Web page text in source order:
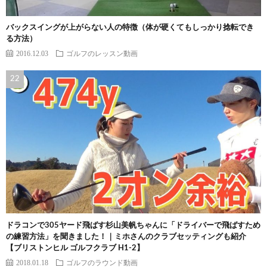
バックスイングが上がらない人の特徴（体が硬くてもしっかり捻転でき
る方法）
2016.12.03 ゴルフのレッスン動画
ドラコンで305ヤード飛ばす杉山美帆ちゃんに「ドライバーで飛ばすため
の練習方法」を聞きました！｜ミホさんのクラブセッティングも紹介
【ブリストンヒル ゴルフクラブ H1-2】
2018.01.18 ゴルフのラウンド動画